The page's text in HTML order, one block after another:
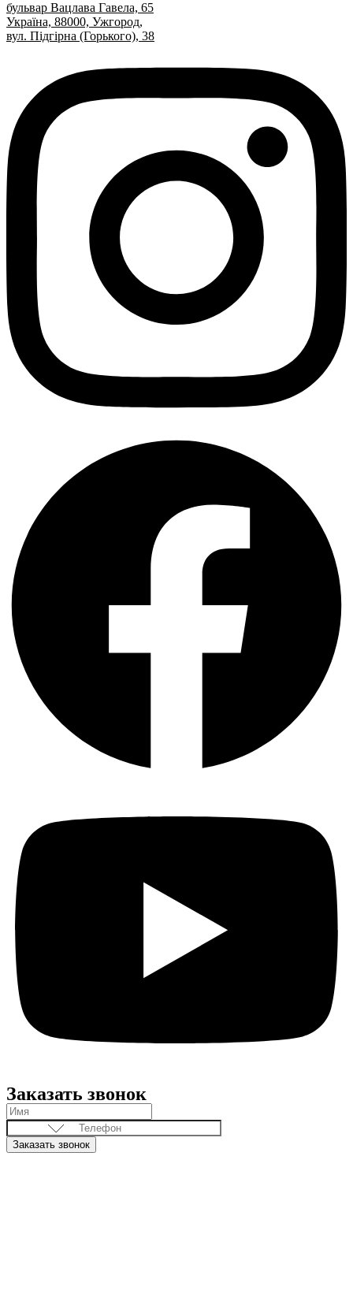
бульвар Вацлава Гавела, 65
Україна, 88000, Ужгород,
вул. Підгірна (Горького), 38
Заказать звонок
Заказать звонок